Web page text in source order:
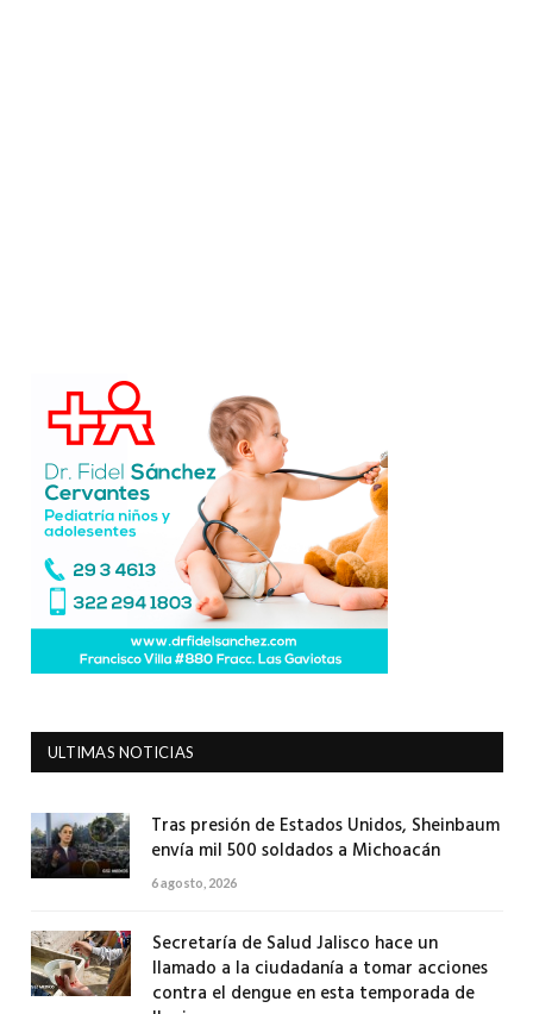
ULTIMAS NOTICIAS
Tras presión de Estados Unidos, Sheinbaum
envía mil 500 soldados a Michoacán
6 agosto, 2026
Secretaría de Salud Jalisco hace un
llamado a la ciudadanía a tomar acciones
contra el dengue en esta temporada de